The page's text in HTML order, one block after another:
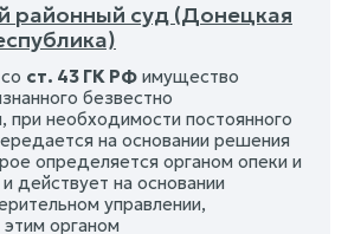
районный суд (Донецкая
ст. 43 ГК РФ имущество
безвестно
необходимости постоянного
на основании решения
определяется органом опеки и
действует на основании
управлении,
органом